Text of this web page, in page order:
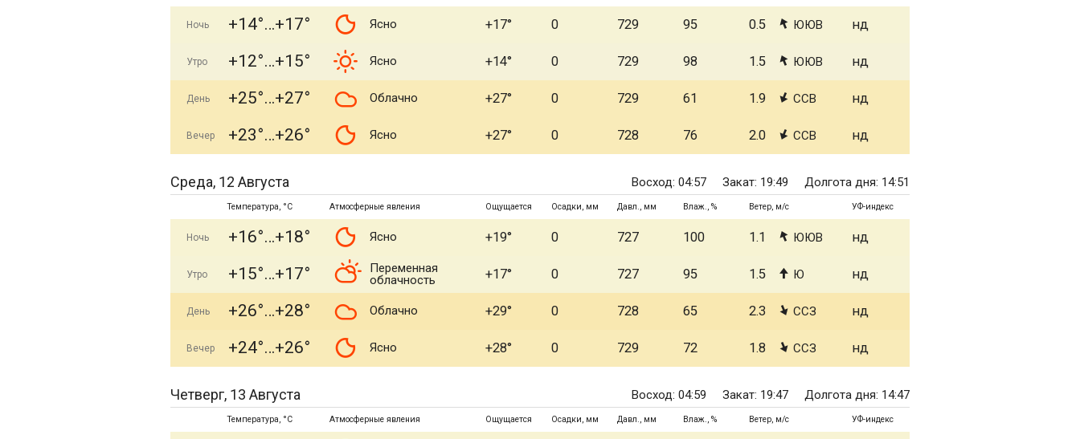
Ночь +14° +17° Ясно +17° 0 729 95 0.5 ЮЮВ нд
Утро +12° +15° Ясно +14° 0 729 98 1.5 ЮЮВ нд
День +25° +27° Облачно +27° 0 729 61 1.9 ССВ нд
Вечер +23° +26° Ясно +27° 0 728 76 2.0 ССВ нд
Среда, 12 Августа Восход: 04:57 Закат: 19:49 Долгота дня: 14:51
Температура, °C Атмосферные явления Ощущается Осадки, мм Давл., мм Влаж., % Ветер, м/с УФ-индекс
Ночь +16° +18° Ясно +19° 0 727 100 1.1 ЮЮВ нд
Утро +15° +17°
Переменная
облачность
+17° 0 727 95 1.5 Ю нд
День +26° +28° Облачно +29° 0 728 65 2.3 ССЗ нд
Вечер +24° +26° Ясно +28° 0 729 72 1.8 ССЗ нд
Четверг, 13 Августа Восход: 04:59 Закат: 19:47 Долгота дня: 14:47
Температура, °C Атмосферные явления Ощущается Осадки, мм Давл., мм Влаж., % Ветер, м/с УФ-индекс